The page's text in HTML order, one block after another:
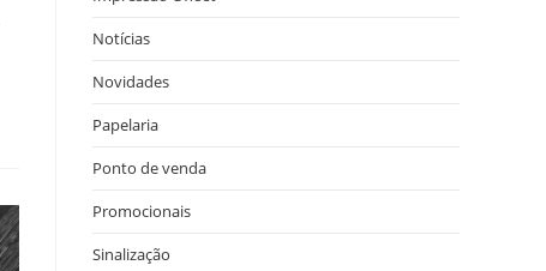
Notícias
Novidades
Papelaria
Ponto de venda
Promocionais
Sinalização